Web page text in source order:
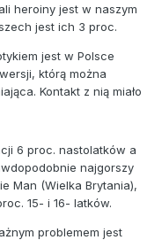
heroiny jest w naszym
jest ich 3 proc.
jest w Polsce
którą można
Kontakt z nią miało
6 proc. nastolatków a
najgorszy
Man (Wielka Brytania),
15- i 16- latków.
problemem jest